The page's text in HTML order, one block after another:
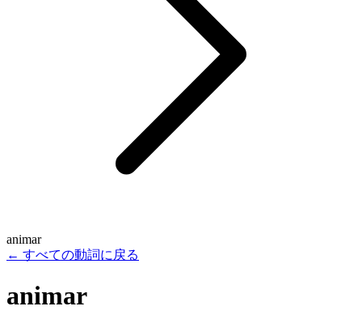
animar
← すべての動詞に戻る
animar